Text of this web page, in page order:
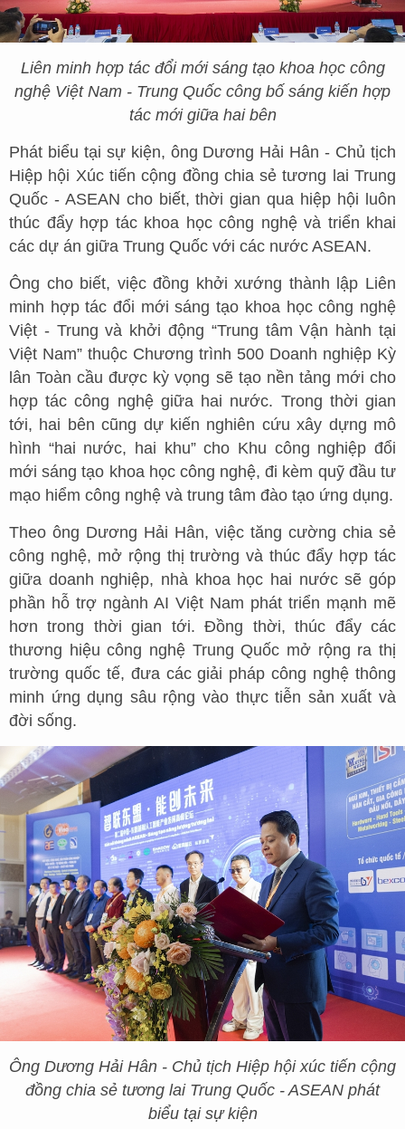
Liên minh hợp tác đổi mới sáng tạo khoa học công
nghệ Việt Nam - Trung Quốc công bố sáng kiến hợp
tác mới giữa hai bên
Phát biểu tại sự kiện, ông Dương Hải Hân - Chủ tịch
Hiệp hội Xúc tiến cộng đồng chia sẻ tương lai Trung
Quốc - ASEAN cho biết, thời gian qua hiệp hội luôn
thúc đẩy hợp tác khoa học công nghệ và triển khai
các dự án giữa Trung Quốc với các nước ASEAN.
Ông cho biết, việc đồng khởi xướng thành lập Liên
minh hợp tác đổi mới sáng tạo khoa học công nghệ
Việt - Trung và khởi động “Trung tâm Vận hành tại
Việt Nam” thuộc Chương trình 500 Doanh nghiệp Kỳ
lân Toàn cầu được kỳ vọng sẽ tạo nền tảng mới cho
hợp tác công nghệ giữa hai nước. Trong thời gian
tới, hai bên cũng dự kiến nghiên cứu xây dựng mô
hình “hai nước, hai khu” cho Khu công nghiệp đổi
mới sáng tạo khoa học công nghệ, đi kèm quỹ đầu tư
mạo hiểm công nghệ và trung tâm đào tạo ứng dụng.
Theo ông Dương Hải Hân, việc tăng cường chia sẻ
công nghệ, mở rộng thị trường và thúc đẩy hợp tác
giữa doanh nghiệp, nhà khoa học hai nước sẽ góp
phần hỗ trợ ngành AI Việt Nam phát triển mạnh mẽ
hơn trong thời gian tới. Đồng thời, thúc đẩy các
thương hiệu công nghệ Trung Quốc mở rộng ra thị
trường quốc tế, đưa các giải pháp công nghệ thông
minh ứng dụng sâu rộng vào thực tiễn sản xuất và
đời sống.
Ông Dương Hải Hân - Chủ tịch Hiệp hội xúc tiến cộng
đồng chia sẻ tương lai Trung Quốc - ASEAN phát
biểu tại sự kiện